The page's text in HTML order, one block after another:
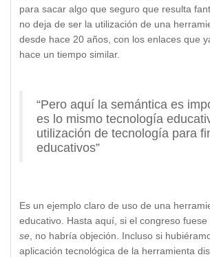
para sacar algo que seguro que resulta
no deja de ser la utilización de una
desde hace 20 años, con los enlaces que
hace un tiempo similar.
“Pero aquí la semántica es
es lo mismo tecnología
utilización de tecnología para
educativos”
Es un ejemplo claro de uso de una
educativo. Hasta aquí, si el congreso fuese
se , no habría objeción. Incluso si
aplicación tecnológica de la herramienta